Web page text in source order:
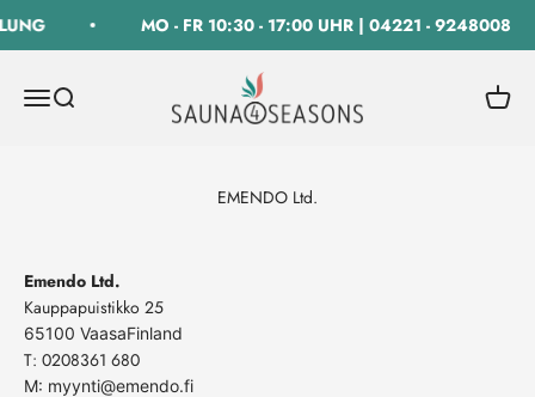
MO - FR 10:30 - 17:00 UHR | 04221 - 9248008
Navigationsmenü öffnen
Suche öffnen
SAUNA 4 SEASONS GmbH
EMENDO Ltd.
Emendo Ltd.
Kauppapuistikko 25
65100 VaasaFinland
T: 0208361 680
M: myynti@emendo.fi